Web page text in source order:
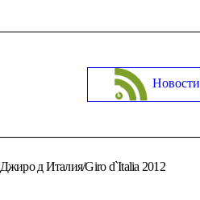
Новости
Джиро д Италия/Giro d`Italia 2012